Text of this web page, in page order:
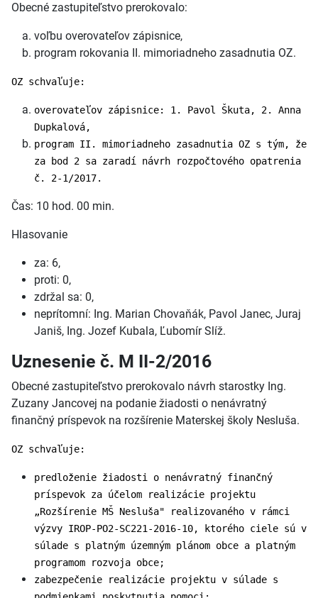
Obecné zastupiteľstvo prerokovalo:
voľbu overovateľov zápisnice,
program rokovania II. mimoriadneho zasadnutia OZ.
OZ schvaľuje:
overovateľov zápisnice: 1. Pavol Škuta, 2. Anna
Dupkalová,
program II. mimoriadneho zasadnutia OZ s tým, že
za bod 2 sa zaradí návrh rozpočtového opatrenia
č. 2-1/2017.
Čas: 10 hod. 00 min.
Hlasovanie
za: 6,
proti: 0,
zdržal sa: 0,
neprítomní: Ing. Marian Chovaňák, Pavol Janec, Juraj
Janiš, Ing. Jozef Kubala, Ľubomír Slíž.
Uznesenie č. M II-2/2016
Obecné zastupiteľstvo prerokovalo návrh starostky Ing.
Zuzany Jancovej na podanie žiadosti o nenávratný
finančný príspevok na rozšírenie Materskej školy Nesluša.
OZ schvaľuje:
predloženie žiadosti o nenávratný finančný
príspevok za účelom realizácie projektu
„Rozšírenie MŠ Nesluša" realizovaného v rámci
výzvy IROP-PO2-SC221-2016-10, ktorého ciele sú v
súlade s platným územným plánom obce a platným
programom rozvoja obce;
zabezpečenie realizácie projektu v súlade s